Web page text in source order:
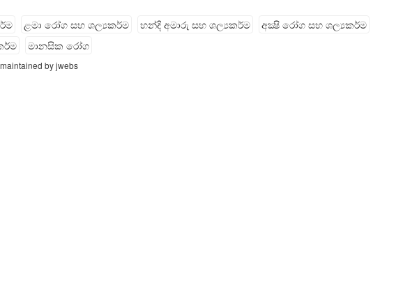
ළමා රෝග සහ ශල්‍යකර්ම හන්දි අමාරු සහ ශල්‍යකර්ම
අක්‍ෂි රෝග සහ ශල්‍යකර්ම
මානසික රෝග
by jwebs